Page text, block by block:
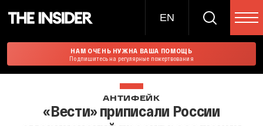
EN
НАМ ОЧЕНЬ НУЖНА ВАША ПОМОЩЬ
Подпишитесь на регулярные пожертвования
АНТИФЕЙК
«Вести» приписали России